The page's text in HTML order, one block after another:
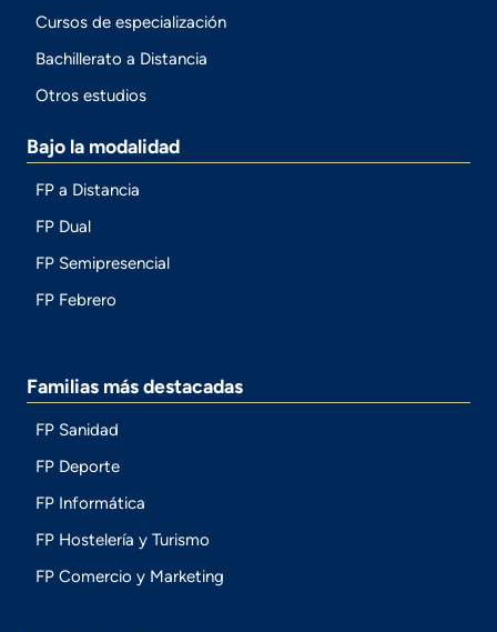
Cursos de especialización
Bachillerato a Distancia
Otros estudios
Bajo la modalidad
FP a Distancia
FP Dual
FP Semipresencial
FP Febrero
Familias más destacadas
FP Sanidad
FP Deporte
FP Informática
FP Hostelería y Turismo
FP Comercio y Marketing